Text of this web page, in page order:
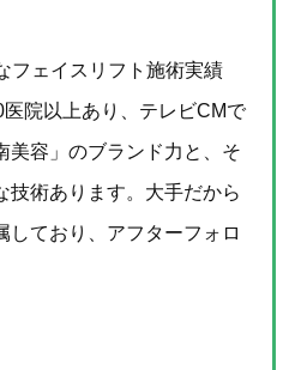
フェイスリフト施術実績
院以上あり、テレビCMで
美容」のブランド力と、そ
技術あります。大手だから
しており、アフターフォロ